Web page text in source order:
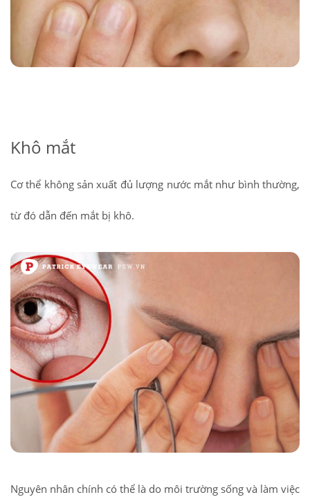
Khô mắt
Cơ thể không sản xuất đủ lượng nước mắt như bình thường,
từ đó dẫn đến mắt bị khô.
Nguyên nhân chính có thể là do môi trường sống và làm việc